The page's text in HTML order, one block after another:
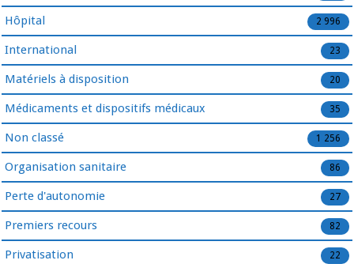
Hôpital 2 996
International 23
Matériels à disposition 20
Médicaments et dispositifs médicaux 35
Non classé 1 256
Organisation sanitaire 86
Perte d'autonomie 27
Premiers recours 82
Privatisation 22